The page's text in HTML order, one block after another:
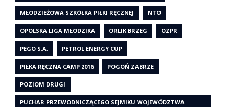
MŁODZIEŻOWA SZKÓŁKA PIŁKI RĘCZNEJ NTO
OPOLSKA LIGA MŁODZIKA ORLIK BRZEG OZPR
PEGO S.A. PETROL ENERGY CUP
PIŁKA RĘCZNA CAMP 2016 POGOŃ ZABRZE
POZIOM DRUGI
PUCHAR PRZEWODNICZĄCEGO SEJMIKU WOJEWÓDZTWA